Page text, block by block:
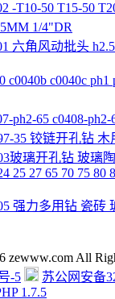
-T10-50 T15-50
1/4"DR
六角风动批头
c0040b c0040c
ph2-65 c0408-
35 铰链开孔钻 木
玻璃开孔钻 玻璃
25 27 65 70 75 80
强力多用钻 瓷砖
zewww.com All
-5
苏公网安备
1.7.5